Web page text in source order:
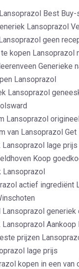
Best
Lansoprazol
geen
kopen Lansoprazol
Generieke
Lansoprazol
Lansoprazol
Lansoprazol
van Lansoprazol
Lansoprazol lage
Koop
Lansoprazol
actief ingrediënt
generiek
Lansoprazol
prijzen
lage prijs
kopen in een van